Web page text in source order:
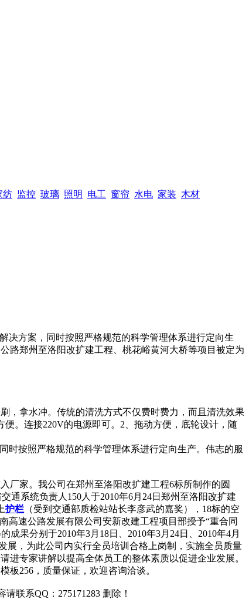
纺 监控 玻璃 照明 电工 窗帘 水电 家装 木材
决方案，同时按照严格规范的科学管理体系进行定向生
路郑州至洛阳改扩建工程、桃花峪黄河大桥等项目被定为
，拿水冲。传统的清洗方式不仅费时费力，而且清洗效果
便。连接220V的电源即可。2、拖动方便，底轮设计，随
时按照严格规范的科学管理体系进行定向生产。伟志的服
厂家。我公司在郑州至洛阳改扩建工程6标所制作的圆
通系统负责人150人于2010年6月24日郑州至洛阳改扩建
护栏 （受到交通部质检站站长李彦武的嘉奖），18标的空
高速公路发展有限公司安新改建工程项目部授予“重合同
果分别于2010年3月18日、2010年3月24日、2010年4月
展，为此公司内实行全员培训合格上岗制，实施全员质量
专家讲解以提高全体员工的整体素质以促进企业发展。
256，质量保证，欢迎咨询洽谈。
联系QQ：275171283 删除！